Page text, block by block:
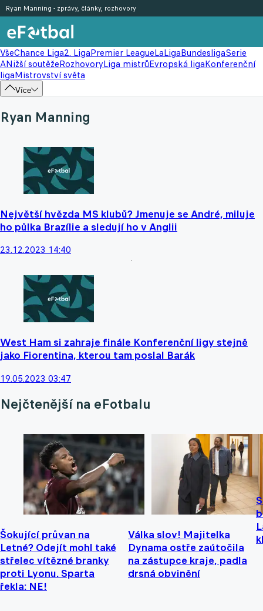
VšeChance Liga2. LigaPremier LeagueLaLigaBundesligaSerie
ANižší soutěžeRozhovoryLiga mistrůEvropská ligaKonferenční
ligaMistrovství světa
Více
Ryan Manning - zprávy, články, rozhovory
Ryan Manning
Největší hvězda MS klubů? Jmenuje se André, miluje
ho půlka Brazílie a sledují ho v Anglii
23.12.2023 14:40
West Ham si zahraje finále Konferenční ligy stejně
jako Fiorentina, kterou tam poslal Barák
19.05.2023 03:47
Nejčtenější na eFotbalu
Šokující průvan na
Letné? Odejít mohl také
střelec vítězné branky
proti Lyonu. Sparta
řekla: NE!
Válka slov! Majitelka
Dynama ostře zaútočila
na zástupce kraje, padla
drsná obvinění